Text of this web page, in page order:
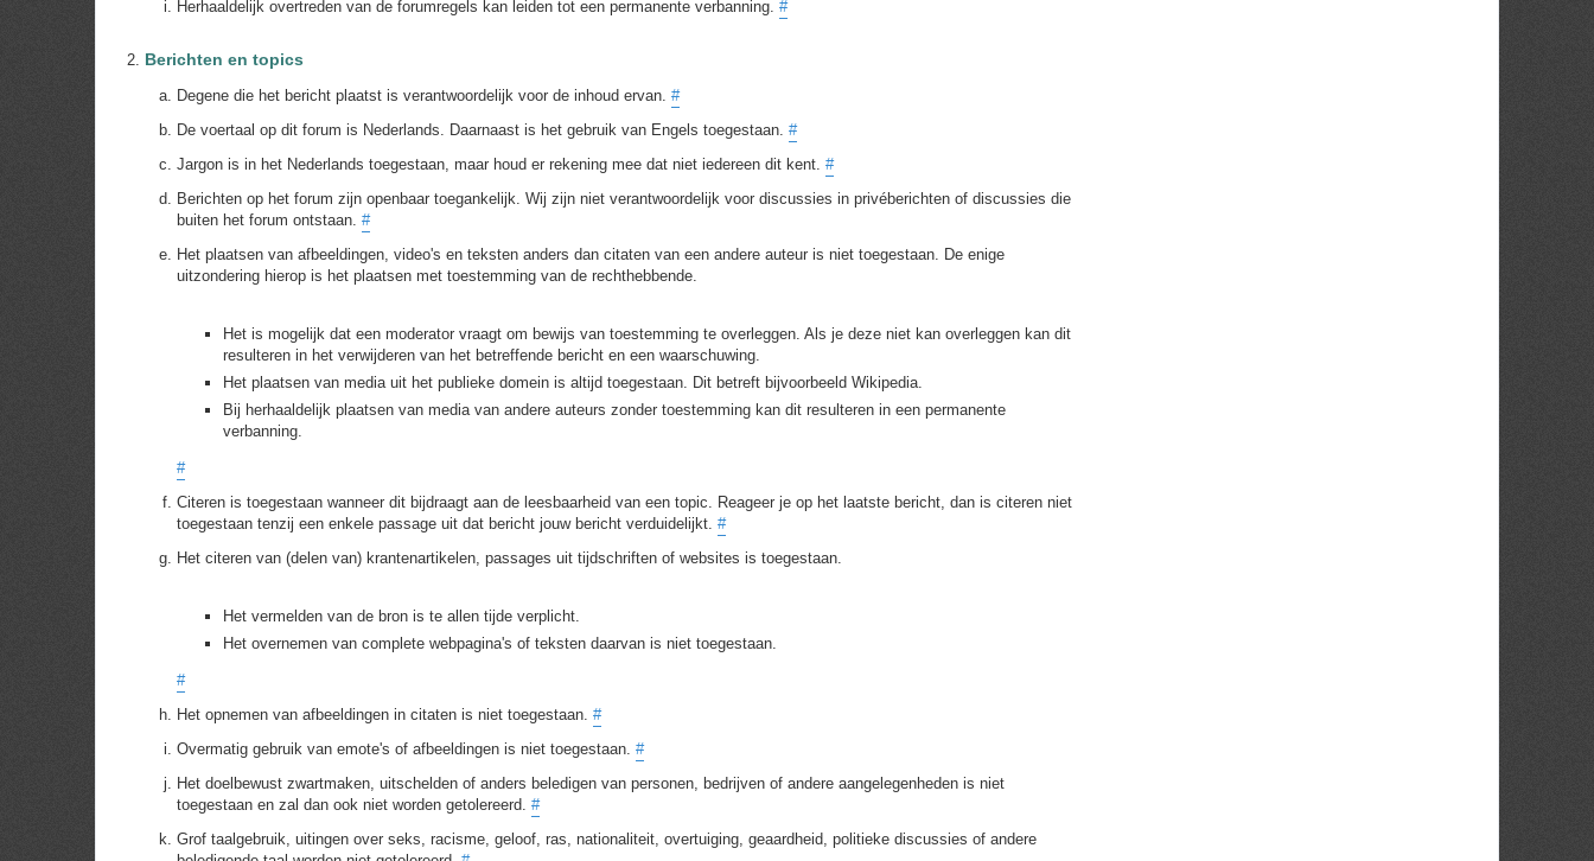
Herhaaldelijk overtreden van de forumregels kan leiden tot een permanente verbanning. #
Berichten en topics
Degene die het bericht plaatst is verantwoordelijk voor de inhoud ervan. #
De voertaal op dit forum is Nederlands. Daarnaast is het gebruik van Engels toegestaan. #
Jargon is in het Nederlands toegestaan, maar houd er rekening mee dat niet iedereen dit kent. #
Berichten op het forum zijn openbaar toegankelijk. Wij zijn niet verantwoordelijk voor discussies in privéberichten of discussies die
buiten het forum ontstaan. #
Het plaatsen van afbeeldingen, video's en teksten anders dan citaten van een andere auteur is niet toegestaan. De enige
uitzondering hierop is het plaatsen met toestemming van de rechthebbende.
Het is mogelijk dat een moderator vraagt om bewijs van toestemming te overleggen. Als je deze niet kan overleggen kan dit
resulteren in het verwijderen van het betreffende bericht en een waarschuwing.
Het plaatsen van media uit het publieke domein is altijd toegestaan. Dit betreft bijvoorbeeld Wikipedia.
Bij herhaaldelijk plaatsen van media van andere auteurs zonder toestemming kan dit resulteren in een permanente
verbanning.
#
Citeren is toegestaan wanneer dit bijdraagt aan de leesbaarheid van een topic. Reageer je op het laatste bericht, dan is citeren niet
toegestaan tenzij een enkele passage uit dat bericht jouw bericht verduidelijkt. #
Het citeren van (delen van) krantenartikelen, passages uit tijdschriften of websites is toegestaan.
Het vermelden van de bron is te allen tijde verplicht.
Het overnemen van complete webpagina's of teksten daarvan is niet toegestaan.
#
Het opnemen van afbeeldingen in citaten is niet toegestaan. #
Overmatig gebruik van emote's of afbeeldingen is niet toegestaan. #
Het doelbewust zwartmaken, uitschelden of anders beledigen van personen, bedrijven of andere aangelegenheden is niet
toegestaan en zal dan ook niet worden getolereerd. #
Grof taalgebruik, uitingen over seks, racisme, geloof, ras, nationaliteit, overtuiging, geaardheid, politieke discussies of andere